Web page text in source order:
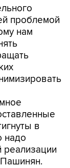
проблемой
нам
в
надо
реализации